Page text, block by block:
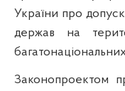
України про
держав на
Законопроектом